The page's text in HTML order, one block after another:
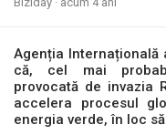
Agenția Internațională
că, cel mai
provocată de invazia
accelera procesul
energia verde, în loc